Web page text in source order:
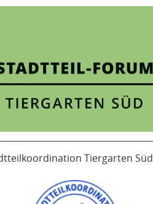
Tiergarten Süd